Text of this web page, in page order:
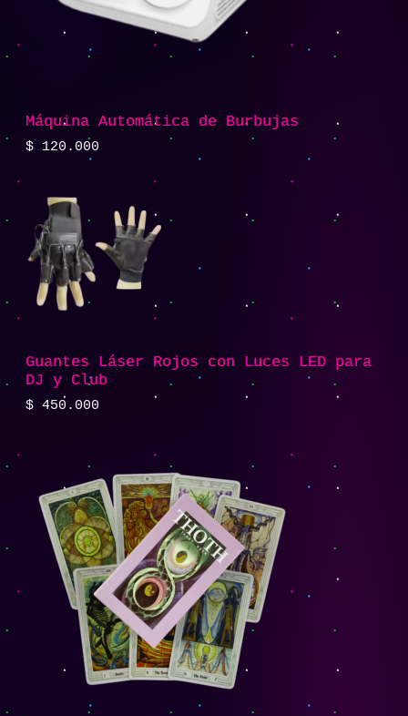
Máquina Automática de Burbujas
$ 120.000
Guantes Láser Rojos con Luces LED para
DJ y Club
$ 450.000